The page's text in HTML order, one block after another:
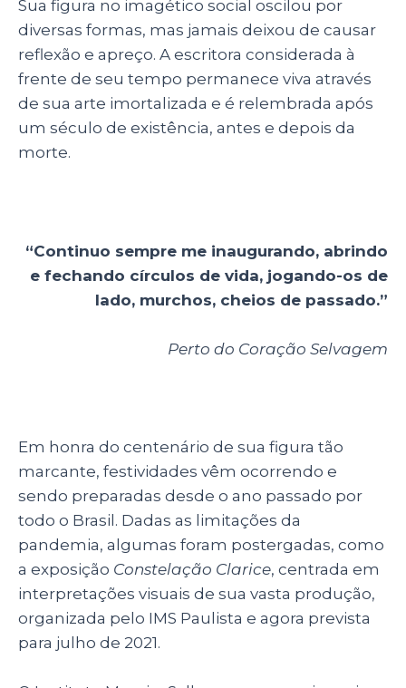
Sua figura no imagético social oscilou por
diversas formas, mas jamais deixou de causar
reflexão e apreço. A escritora considerada à
frente de seu tempo permanece viva através
de sua arte imortalizada e é relembrada após
um século de existência, antes e depois da
morte.
“Continuo sempre me inaugurando, abrindo
e fechando círculos de vida, jogando-os de
lado, murchos, cheios de passado.”
Perto do Coração Selvagem
Em honra do centenário de sua figura tão
marcante, festividades vêm ocorrendo e
sendo preparadas desde o ano passado por
todo o Brasil. Dadas as limitações da
pandemia, algumas foram postergadas, como
a exposição Constelação Clarice, centrada em
interpretações visuais de sua vasta produção,
organizada pelo IMS Paulista e agora prevista
para julho de 2021.